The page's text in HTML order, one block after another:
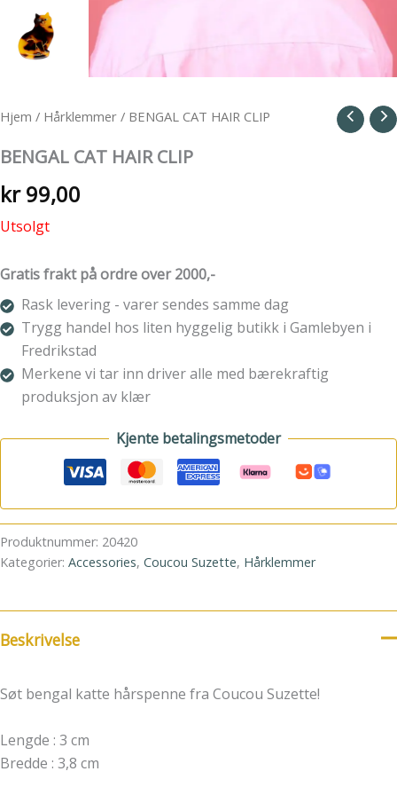
Hjem / Hårklemmer / BENGAL CAT HAIR CLIP
BENGAL CAT HAIR CLIP
kr99,00
Utsolgt
Gratis frakt på ordre over 2000,-
Rask levering - varer sendes samme dag
Trygg handel hos liten hyggelig butikk i Gamlebyen i
Fredrikstad
Merkene vi tar inn driver alle med bærekraftig
produksjon av klær
Kjente betalingsmetoder
Produktnummer: 20420
Kategorier: Accessories, Coucou Suzette, Hårklemmer
Beskrivelse
Søt bengal katte hårspenne fra Coucou Suzette!
Lengde : 3 cm
Bredde : 3,8 cm